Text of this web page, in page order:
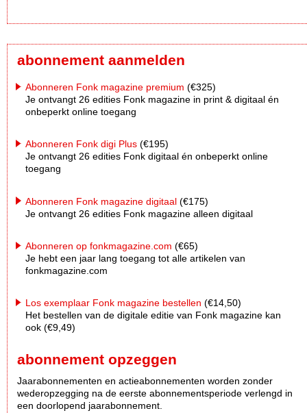
abonnement aanmelden
Abonneren Fonk magazine premium (€325)
Je ontvangt 26 edities Fonk magazine in print & digitaal én
onbeperkt online toegang
Abonneren Fonk digi Plus (€195)
Je ontvangt 26 edities Fonk digitaal én onbeperkt online
toegang
Abonneren Fonk magazine digitaal (€175)
Je ontvangt 26 edities Fonk magazine alleen digitaal
Abonneren op fonkmagazine.com (€65)
Je hebt een jaar lang toegang tot alle artikelen van
fonkmagazine.com
Los exemplaar Fonk magazine bestellen (€14,50)
Het bestellen van de digitale editie van Fonk magazine kan
ook (€9,49)
abonnement opzeggen
Jaarabonnementen en actieabonnementen worden zonder
wederopzegging na de eerste abonnementsperiode verlengd in
een doorlopend jaarabonnement.